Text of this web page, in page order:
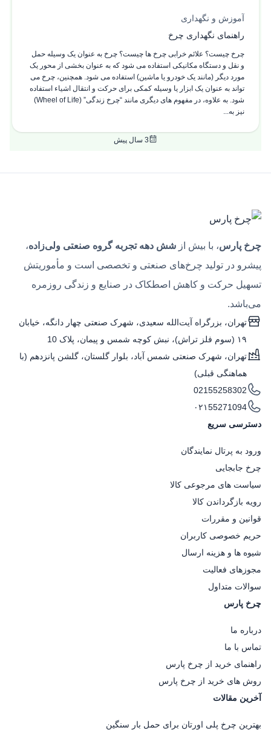
آموزش و نگهداری
راهنمای نگهداری چرخ
چرخ چیست؟ علائم خرابی چرخ ها چیست؟ چرخ به عنوان یک وسیله حمل
و نقل و دستگاه مکانیکی استفاده می‌ شود که به عنوان بخشی از محور یک
مورد دیگر (مانند یک خودرو یا ماشین) استفاده می‌ شود. همچنین، چرخ می‌
تواند به عنوان یک ابزار یا وسیله کمکی برای حرکت و انتقال اشیاء استفاده
شود. به علاوه، در مفهوم‌ های دیگری مانند “چرخ زندگی” (Wheel of Life)
نیز به...
3 سال پیش
چرخ پارس، با بیش از شش دهه تجربه گروه صنعتی ولی‌زاده،
پیشرو در تولید چرخ‌های صنعتی و تخصصی است و مأموریتش
تسهیل حرکت و کاهش اصطکاک در صنایع و زندگی روزمره
می‌باشد.
تهران، بزرگراه آیت‌الله سعیدی، شهرک صنعتی چهار دانگه، خیابان
۱۹ (سوم فلز تراش)، نبش کوچه شمس و پیمان، پلاک 10
تهران، شهرک صنعتی شمس آباد، بلوار گلستان، گلشن پانزدهم (با
هماهنگی قبلی)
02155258302
۰۲۱55271094
دسترسی سریع
ورود به پرتال نمایندگان
چرخ جابجایی
سیاست های مرجوعی کالا
رویه بازگرداندن کالا
قوانین و مقررات
حریم خصوصی کاربران
شیوه ها و هزینه ارسال
مجوزهای فعالیت
سوالات متداول
چرخ پارس
درباره ما
تماس با ما
راهنمای خرید از چرخ پارس
روش های خرید از چرخ پارس
آخرین مقالات
بهترین چرخ پلی اورتان برای حمل بار سنگین